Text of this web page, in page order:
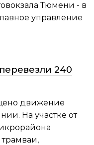
Тюмени - в
управление
240
движение
На участке от